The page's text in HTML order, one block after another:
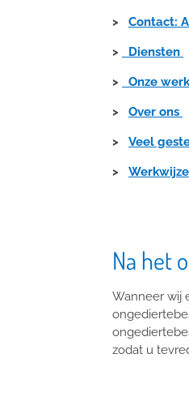
> Contact:
> Diensten
> Onze
> Over ons
> Veel
> Werkwijze
Na het
Wanneer wij
zodat u